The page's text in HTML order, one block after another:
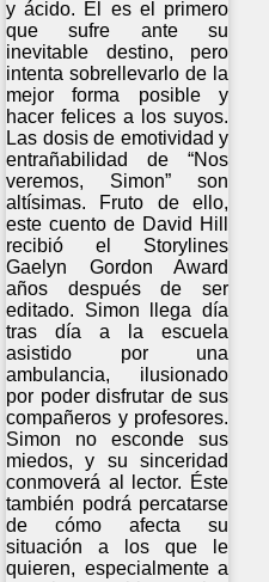
y ácido. Él es el primero
que sufre ante su
inevitable destino, pero
intenta sobrellevarlo de la
mejor forma posible y
hacer felices a los suyos.
Las dosis de emotividad y
entrañabilidad de “Nos
veremos, Simon” son
altísimas. Fruto de ello,
este cuento de David Hill
recibió el Storylines
Gaelyn Gordon Award
años después de ser
editado. Simon llega día
tras día a la escuela
asistido por una
ambulancia, ilusionado
por poder disfrutar de sus
compañeros y profesores.
Simon no esconde sus
miedos, y su sinceridad
conmoverá al lector. Éste
también podrá percatarse
de cómo afecta su
situación a los que le
quieren, especialmente a